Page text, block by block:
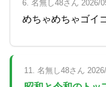
6. 名無し48さん 2026/
めちゃめちゃゴイ
11. 名無し48さん